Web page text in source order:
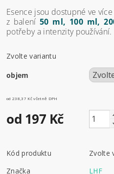
Esence jsou dostupné ve
z balení 50 ml, 100 ml,
potřeby a intenzity používání.
Zvolte variantu
objem
od 238,37 Kčvčetně DPH
od 197 Kč
Kód produktu
Zvolte
Značka
LHF